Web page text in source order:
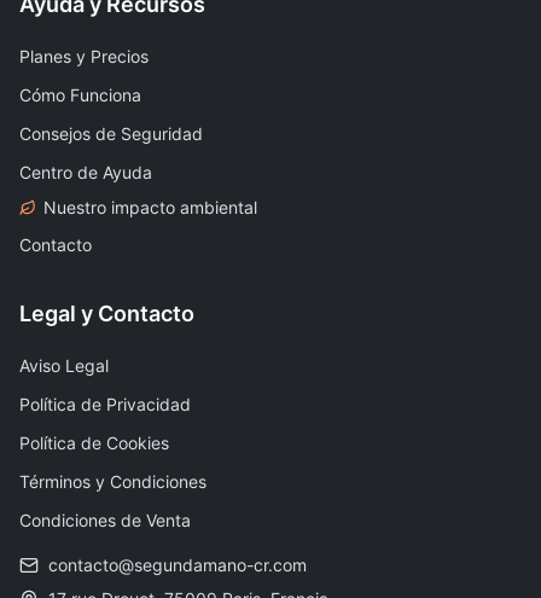
Planes y Precios
Cómo Funciona
Consejos de Seguridad
Centro de Ayuda
Nuestro impacto ambiental
Contacto
Legal y Contacto
Aviso Legal
Política de Privacidad
Política de Cookies
Términos y Condiciones
Condiciones de Venta
contacto@segundamano-cr.com